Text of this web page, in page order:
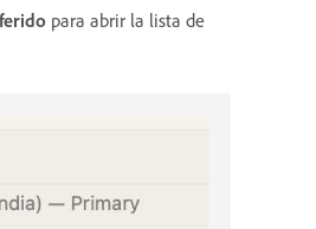
para abrir la lista de